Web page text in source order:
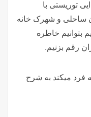
توریستی با
ساحلی و شهرک خانه
بتوانیم خاطره
رقم بزنیم.
فرد میکند به شرح